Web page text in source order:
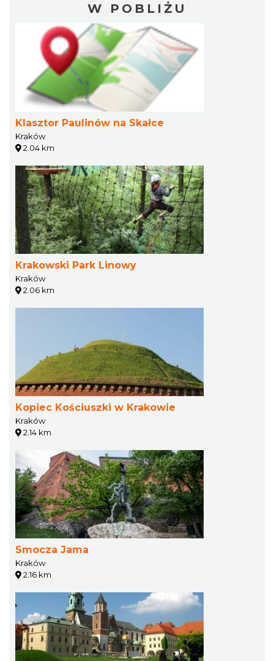
W POBLIŻU
Klasztor Paulinów na Skałce
Kraków
2.04 km
Krakowski Park Linowy
Kraków
2.06 km
Kopiec Kościuszki w Krakowie
Kraków
2.14 km
Smocza Jama
Kraków
2.16 km